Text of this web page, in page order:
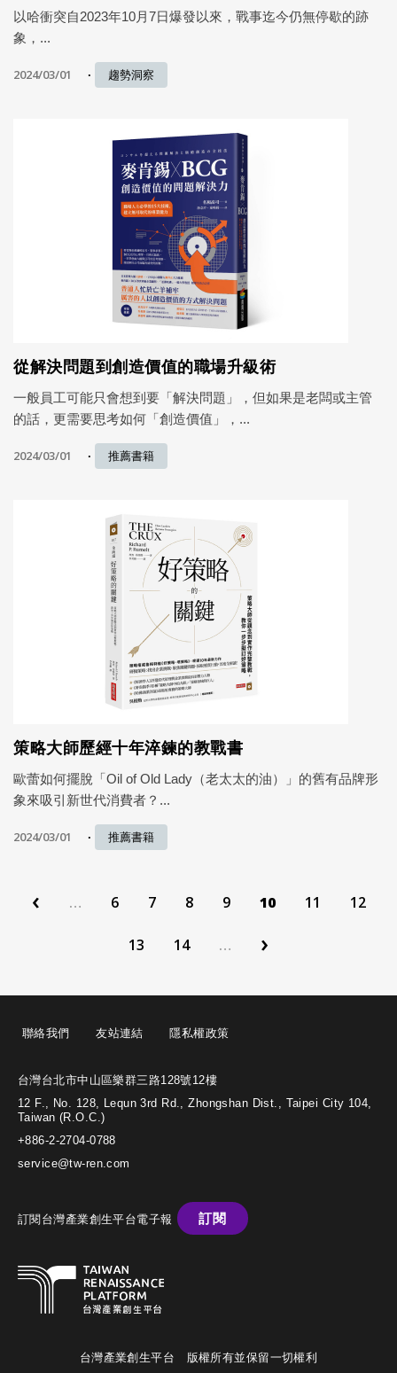
以哈衝突自2023年10月7日爆發以來，戰事迄今仍無停歇的跡
象，...
2024/03/01 趨勢洞察
從解決問題到創造價值的職場升級術
一般員工可能只會想到要「解決問題」，但如果是老闆或主管
的話，更需要思考如何「創造價值」，...
2024/03/01 推薦書籍
策略大師歷經十年淬鍊的教戰書
歐蕾如何擺脫「Oil of Old Lady（老太太的油）」的舊有品牌形
象來吸引新世代消費者？...
2024/03/01 推薦書籍
‹ … 6 7 8 9 10 11 12
13 14 … ›
聯絡我們 友站連結 隱私權政策
台灣台北市中山區樂群三路128號12樓
12 F., No. 128, Lequn 3rd Rd., Zhongshan Dist., Taipei City 104,
Taiwan (R.O.C.)
+886-2-2704-0788
service@tw-ren.com
訂閱台灣產業創生平台電子報 訂閱
台灣產業創生平台 版權所有並保留一切權利